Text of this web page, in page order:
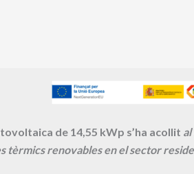
de 14,55 kWp s’ha acollit al
tèrmics renovables en el sector